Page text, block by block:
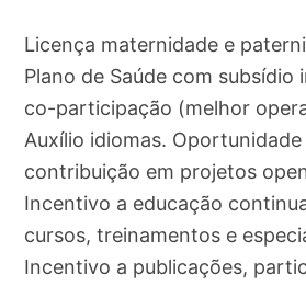
Licença maternidade e
Plano de Saúde com subsídio
co-participação (melhor
Auxílio idiomas. Oportunidade
contribuição em projetos
Incentivo a educação
cursos, treinamentos e
Incentivo a publicações,